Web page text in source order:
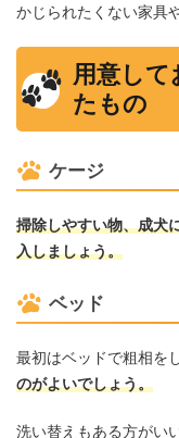
かじられたくない家具
用意して
たもの
ケージ
掃除しやすい物、成犬
入しましょう。
ベッド
最初はベッドで粗相を
のがよいでしょう。
洗い替えもある方がい